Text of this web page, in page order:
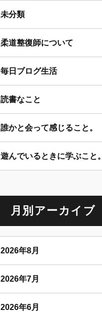
未分類
柔道整復師について
毎日ブログ生活
読書なこと
誰かと会って感じること。
遊んでいるときに学ぶこと。
月別アーカイブ
2026年8月
2026年7月
2026年6月